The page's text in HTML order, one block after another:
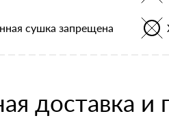
сушка запрещена
доставка и